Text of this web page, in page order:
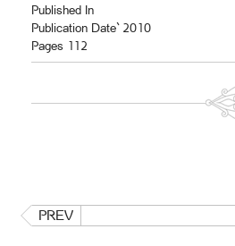
Published In
Publication Date` 2010
Pages 112
PREV